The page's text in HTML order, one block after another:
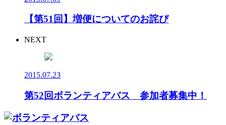
【第51回】増便についてのお詫び
NEXT
2015.07.23
第52回ボランティアバス 参加者募集中！